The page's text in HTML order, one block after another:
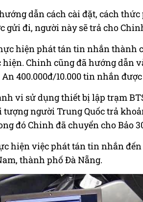
dẫn cách cài đặt, cách
gửi đi, người này sẽ trả cho
hiện phát tán tin nhắn thành
hiện. Chinh cũng đã hướng dẫn
400.000đ/10.000 tin nhắn
vi sử dụng thiết bị lập trạm
người Trung Quốc trả
đó Chinh đã chuyển cho Bảo
hiện việc phát tán tin nhắn
thành phố Đà Nẵng.